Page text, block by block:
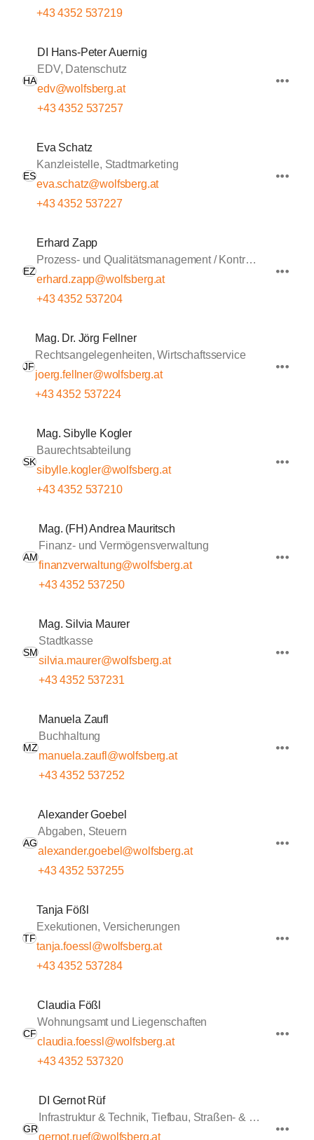
+43 4352 537219
HA
DI Hans-Peter Auernig
EDV, Datenschutz
edv@wolfsberg.at
+43 4352 537257
ES
Eva Schatz
Kanzleistelle, Stadtmarketing
eva.schatz@wolfsberg.at
+43 4352 537227
EZ
Erhard Zapp
Prozess- und Qualitätsmanagement / Kontrolle
erhard.zapp@wolfsberg.at
+43 4352 537204
JF
Mag. Dr. Jörg Fellner
Rechtsangelegenheiten, Wirtschaftsservice
joerg.fellner@wolfsberg.at
+43 4352 537224
SK
Mag. Sibylle Kogler
Baurechtsabteilung
sibylle.kogler@wolfsberg.at
+43 4352 537210
AM
Mag. (FH) Andrea Mauritsch
Finanz- und Vermögensverwaltung
finanzverwaltung@wolfsberg.at
+43 4352 537250
SM
Mag. Silvia Maurer
Stadtkasse
silvia.maurer@wolfsberg.at
+43 4352 537231
MZ
Manuela Zaufl
Buchhaltung
manuela.zaufl@wolfsberg.at
+43 4352 537252
AG
Alexander Goebel
Abgaben, Steuern
alexander.goebel@wolfsberg.at
+43 4352 537255
TF
Tanja Fößl
Exekutionen, Versicherungen
tanja.foessl@wolfsberg.at
+43 4352 537284
CF
Claudia Fößl
Wohnungsamt und Liegenschaften
claudia.foessl@wolfsberg.at
+43 4352 537320
GR
DI Gernot Rüf
Infrastruktur & Technik, Tiefbau, Straßen- & Wasserbau
gernot.ruef@wolfsberg.at